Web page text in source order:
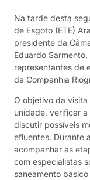
Na tarde desta
de Esgoto (ETE)
presidente da
Eduardo
representantes de
da Companhia
O objetivo da
unidade, verificar
discutir possíveis
efluentes. Durante
acompanhar as
com especialistas
saneamento